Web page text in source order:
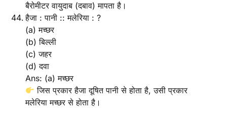
बैरोमीटर वायुदाब (दबाव) मापता है।
हैजा : पानी :: मलेरिया : ?
(a) मच्छर
(b) बिल्ली
(c) जहर
(d) दवा
Ans: (a) मच्छर
जिस प्रकार हैजा दूषित पानी से होता है, उसी प्रकार
मलेरिया मच्छर से होता है।